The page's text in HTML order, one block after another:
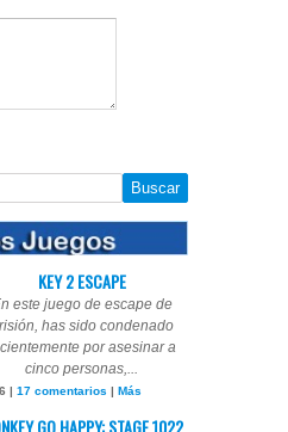
KEY 2 ESCAPE
este juego de escape de
has sido condenado
por asesinar a
cinco personas,...
| 17 comentarios | Más
GO HAPPY: STAGE 1022